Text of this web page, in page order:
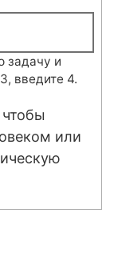
задачу и
введите 4.
или